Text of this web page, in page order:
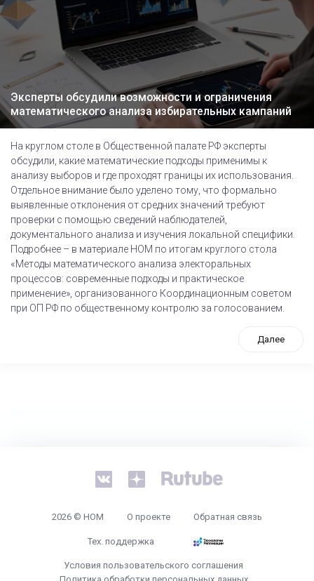
Эксперты обсудили возможности и ограничения
математического анализа избирательных кампаний
На круглом столе в Общественной палате РФ эксперты
обсудили, какие математические подходы применимы к
анализу выборов и где проходят границы их использования.
Отдельное внимание было уделено тому, что формально
выявленные отклонения от средних значений требуют
проверки с помощью сведений наблюдателей,
документального анализа и изучения локальной специфики.
Подробнее – в материале НОМ по итогам круглого стола
«Методы математического анализа электоральных
процессов: современные подходы и практическое
применение», организованного Координационным советом
при ОП РФ по общественному контролю за голосованием.
Далее
2026 © НОМ О проекте Обратная связь
Тех. поддержка
Условия пользовательского соглашения